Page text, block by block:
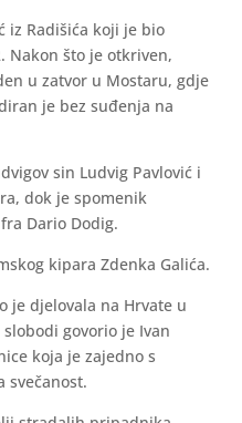
iz Radišića koji je bio
Nakon što je otkriven,
u zatvor u Mostaru, gdje
je bez suđenja na
sin Ludvig Pavlović i
dok je spomenik
Dario Dodig.
kipara Zdenka Galića.
je djelovala na Hrvate u
govorio je Ivan
koja je zajedno s
svečanost.